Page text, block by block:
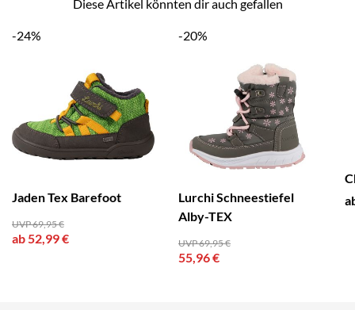
Diese Artikel könnten dir auch gefallen
-24%
Jaden Tex Barefoot
UVP 69,95 €
ab 52,99 €
-20%
Lurchi Schneestiefel
Alby-TEX
UVP 69,95 €
55,96 €